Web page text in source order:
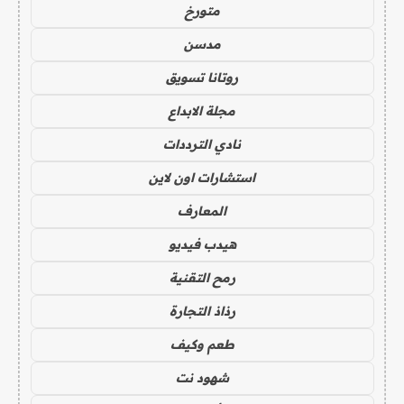
متورخ
مدسن
روتانا تسويق
مجلة الابداع
نادي الترددات
استشارات اون لاين
المعارف
هيدب فيديو
رمح التقنية
رذاذ التجارة
طعم وكيف
شهود نت